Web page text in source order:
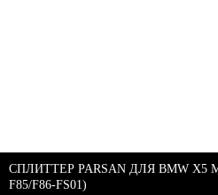
СПЛИТТЕР PARSAN ДЛЯ BMW X5
F85/F86-FS01)